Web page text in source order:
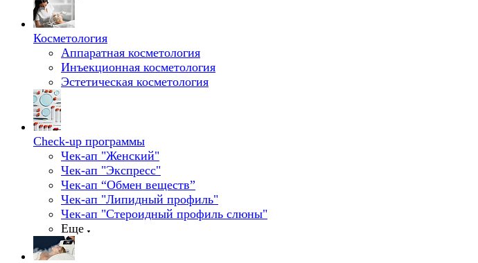
Косметология
Аппаратная косметология
Инъекционная косметология
Эстетическая косметология
Check-up программы
Чек-ап "Женский"
Чек-ап "Экспресс"
Чек-ап “Обмен веществ”
Чек-ап "Липидный профиль"
Чек-ап "Стероидный профиль слюны"
Еще